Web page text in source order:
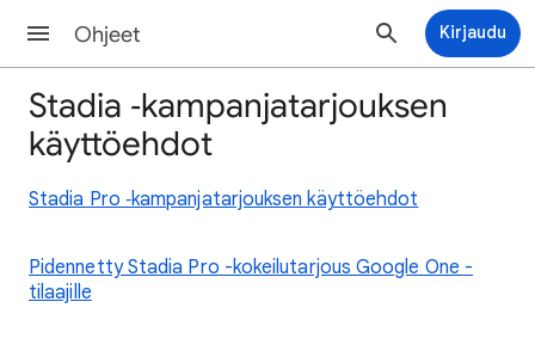
Ohjeet Kirjaudu
Stadia ‑kampanjatarjouksen
käyttöehdot
Stadia Pro ‑kampanjatarjouksen käyttöehdot
Pidennetty Stadia Pro -kokeilutarjous Google One -
tilaajille